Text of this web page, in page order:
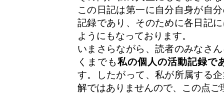
この日記は第一に自分自身が自
記録であり、そのために各日記
ようにもなっております。
いまさらながら、読者のみなさ
くまでも私の個人の活動記録で
す。したがって、私が所属する
解ではありませんので、この点